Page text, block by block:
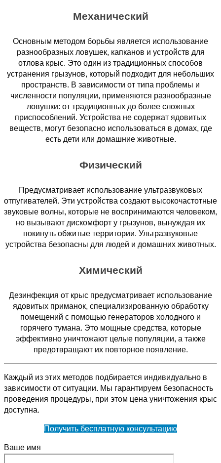
Механический
Основным методом борьбы является использование
разнообразных ловушек, капканов и устройств для
отлова крыс. Это один из традиционных способов
устранения грызунов, который подходит для небольших
пространств. В зависимости от типа проблемы и
численности популяции, применяются разнообразные
ловушки: от традиционных до более сложных
приспособлений. Устройства не содержат ядовитых
веществ, могут безопасно использоваться в домах, где
есть дети или домашние животные.
Физический
Предусматривает использование ультразвуковых
отпугивателей. Эти устройства создают высокочастотные
звуковые волны, которые не воспринимаются человеком,
но вызывают дискомфорт у грызунов, вынуждая их
покинуть обжитые территории. Ультразвуковые
устройства безопасны для людей и домашних животных.
Химический
Дезинфекция от крыс предусматривает использование
ядовитых приманок, специализированную обработку
помещений с помощью генераторов холодного и
горячего тумана. Это мощные средства, которые
эффективно уничтожают целые популяции, а также
предотвращают их повторное появление.
Каждый из этих методов подбирается индивидуально в
зависимости от ситуации. Мы гарантируем безопасность
проведения процедуры, при этом цена уничтожения крыс
доступна.
Получить бесплатную консультацию
Ваше имя